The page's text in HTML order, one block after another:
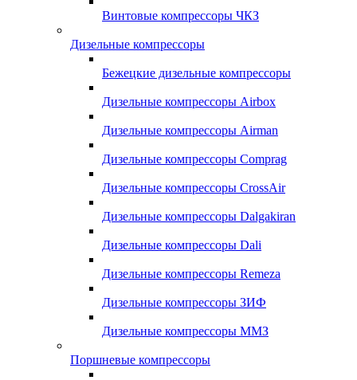
Винтовые компрессоры ЧКЗ
Дизельные компрессоры
Бежецкие дизельные компрессоры
Дизельные компрессоры Airbox
Дизельные компрессоры Airman
Дизельные компрессоры Comprag
Дизельные компрессоры CrossAir
Дизельные компрессоры Dalgakiran
Дизельные компрессоры Dali
Дизельные компрессоры Remeza
Дизельные компрессоры ЗИФ
Дизельные компрессоры ММЗ
Поршневые компрессоры